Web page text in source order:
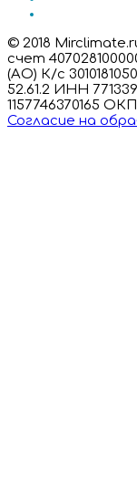
© 2018
счет
(АО) К/с
52.61.2 ИНН
1157746370165
Согласие на